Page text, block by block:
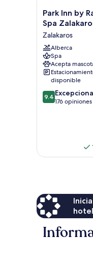
Park
Inn
by
Radisson
Hotel
and
Spa
Zalakaros
Zalakaros
Park Inn by
Spa
Zalakaros
Alberca
Spa
Acepta
disponible
9.4
de
9.4
176 opiniones